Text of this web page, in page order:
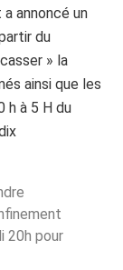
annoncé un
du
» la
ainsi que les
h à 5 H du
20h pour